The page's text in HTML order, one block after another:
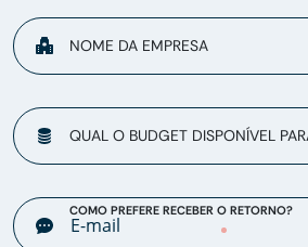
NOME DA EMPRESA
QUAL O BUDGET DISPONÍVEL
COMO PREFERE RECEBER O RETORNO?